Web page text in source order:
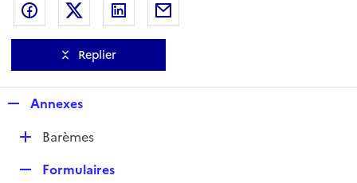
Partager sur Facebook
Partager sur Twitter
Partager sur LinkedIn
Replier
p
Annexes
DBarèmes
Formulaires